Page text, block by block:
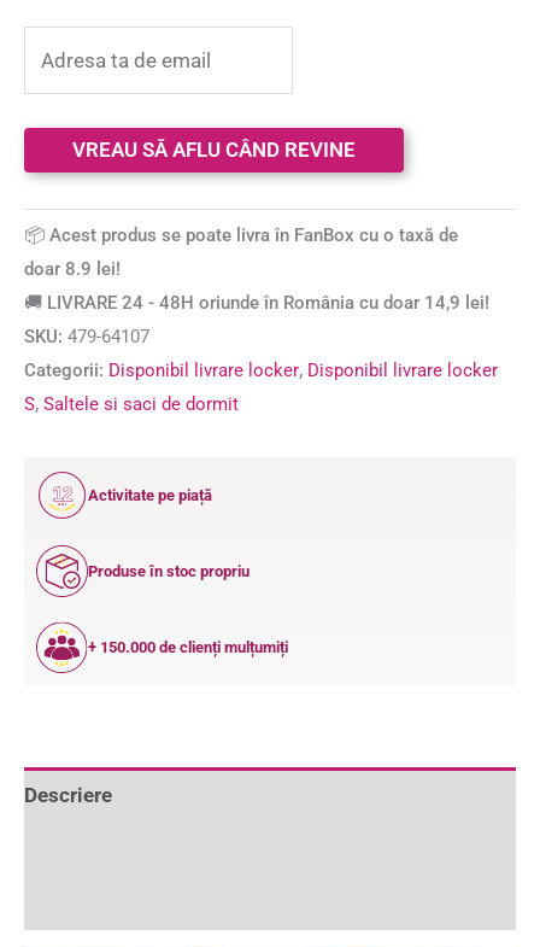
📦 Acest produs se poate livra în FanBox cu o taxă de
doar 8.9 lei!
🚚 LIVRARE 24 - 48H oriunde în România cu doar 14,9 lei!
SKU: 479-64107
Categorii: Disponibil livrare locker, Disponibil livrare locker
S, Saltele si saci de dormit
12
ANI
Activitate pe piață
Produse în stoc propriu
+ 150.000 de clienți mulțumiți
Descriere